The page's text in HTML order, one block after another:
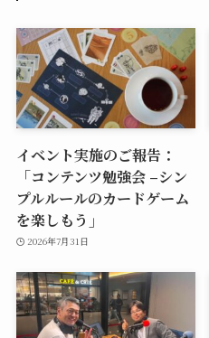
イベント実施のご報告：
「コンテンツ勉強会 –シン
プルルールのカードゲーム
を楽しもう」
2026年7月31日